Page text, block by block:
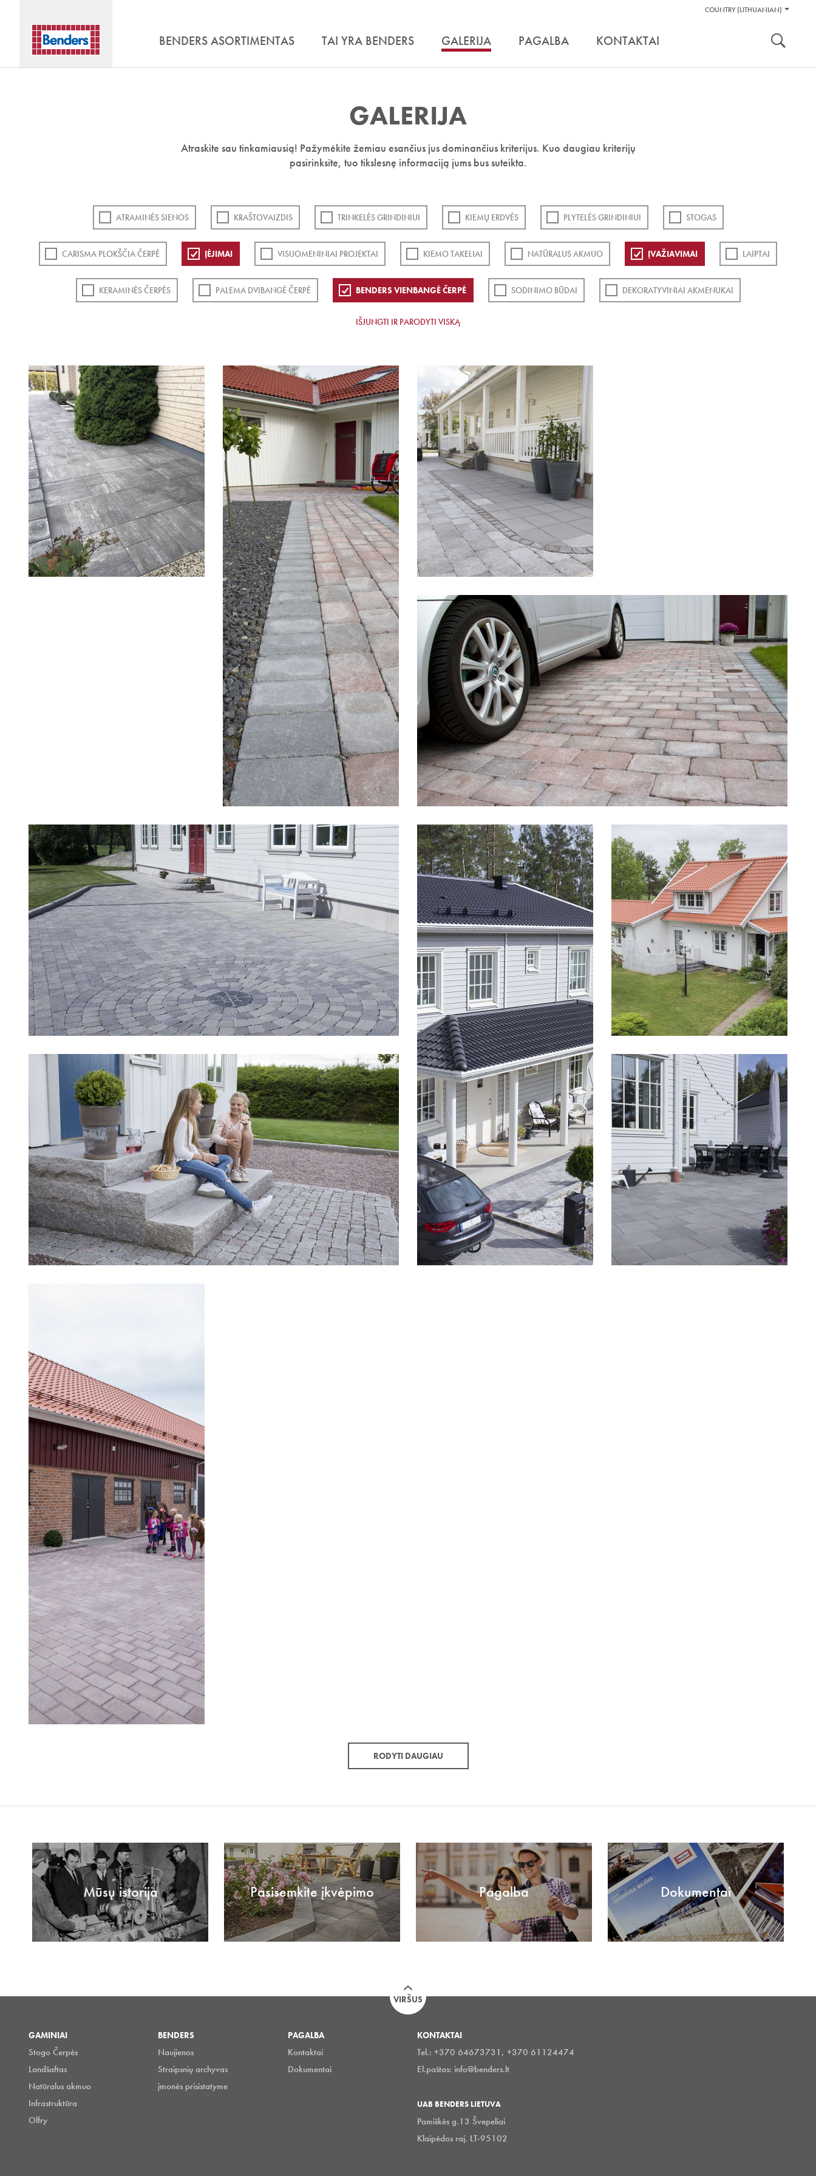
Pagalbos
COUNTRY (LITHUANIAN)
BENDERS ASORTIMENTAS TAI YRA BENDERS GALERIJA PAGALBA KONTAKTAI
GALERIJA
Atraskite sau tinkamiausią! Pažymėkite žemiau esančius jus dominančius kriterijus. Kuo daugiau kriterijų
pasirinksite, tuo tikslesnę informaciją jums bus suteikta.
ATRAMINĖS SIENOS KRAŠTOVAIZDIS TRINKELĖS GRINDINIUI KIEMŲ ERDVĖS PLYTELĖS GRINDINIUI STOGAS
CARISMA PLOKŠČIA ČERPĖ ĮĖJIMAI VISUOMENINIAI PROJEKTAI KIEMO TAKELIAI NATŪRALUS AKMUO ĮVAŽIAVIMAI LAIPTAI
KERAMINĖS ČERPĖS PALEMA DVIBANGĖ ČERPĖ BENDERS VIENBANGĖ ČERPĖ SODINIMO BŪDAI DEKORATYVINIAI AKMENUKAI
IŠJUNGTI IR PARODYTI VISKĄ
RODYTI DAUGIAU
Mūsų istorija Pasisemkite įkvėpimo Pagalba Dokumentai
VIRŠUS
GAMINIAI
Stogo Čerpės
Landšaftas
Natūralus akmuo
Infrastruktūra
Olfry
BENDERS
Naujienos
Straipsnių archyvas
įmonės prisistatyme
PAGALBA
Kontaktai
Dokumentai
KONTAKTAI
Tel.: +370 64673731, +370 61124474
El.paštas: info@benders.lt
UAB BENDERS LIETUVA
Pamiškės g.13 Švepeliai
Klaipėdos raj. LT-95102